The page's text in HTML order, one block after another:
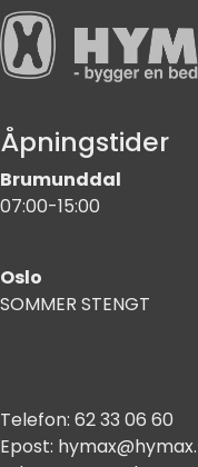
Åpningstider
Brumunddal
07:00-15:00
Oslo
SOMMER STENGT
Telefon: 62 33 06 60
Epost: